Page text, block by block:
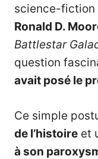
science-fiction
Ronald D.
Battlestar
question
avait posé le
Ce simple
de l’histoire et
à son